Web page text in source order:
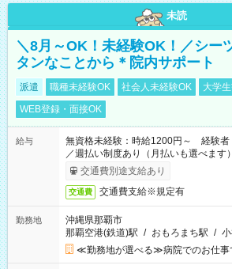
未読
＼8月～OK！未経験OK！／シー
タンなことから＊院内サポート
派遣 職種未経験OK 社会人未経験OK 大学
WEB登録・面接OK
給与
無資格未経験：時給1200円～ 経験
／週払い制度あり（月払いも選べます
了次第のお支払いとなります。
交通費別途支給あり
交通費 交通費支給※規定有
勤務地
沖縄県那覇市
那覇空港(鉄道)駅 / おもろまち駅 /
≪勤務地が選べる≫病院でのお仕事